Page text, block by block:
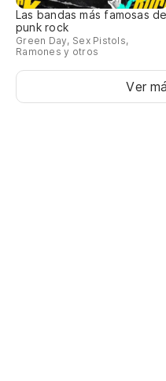
Las bandas más famosas de
punk rock
Green Day, Sex Pistols,
Ramones y otros
Ver